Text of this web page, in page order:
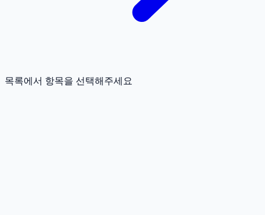
목록에서 항목을 선택해주세요